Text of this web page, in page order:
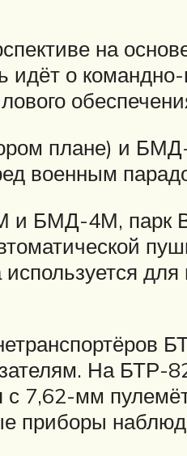
на основе
идёт о
плане) и
военным
БМД-4М, парк
для
На
с 7,62-мм
приборы